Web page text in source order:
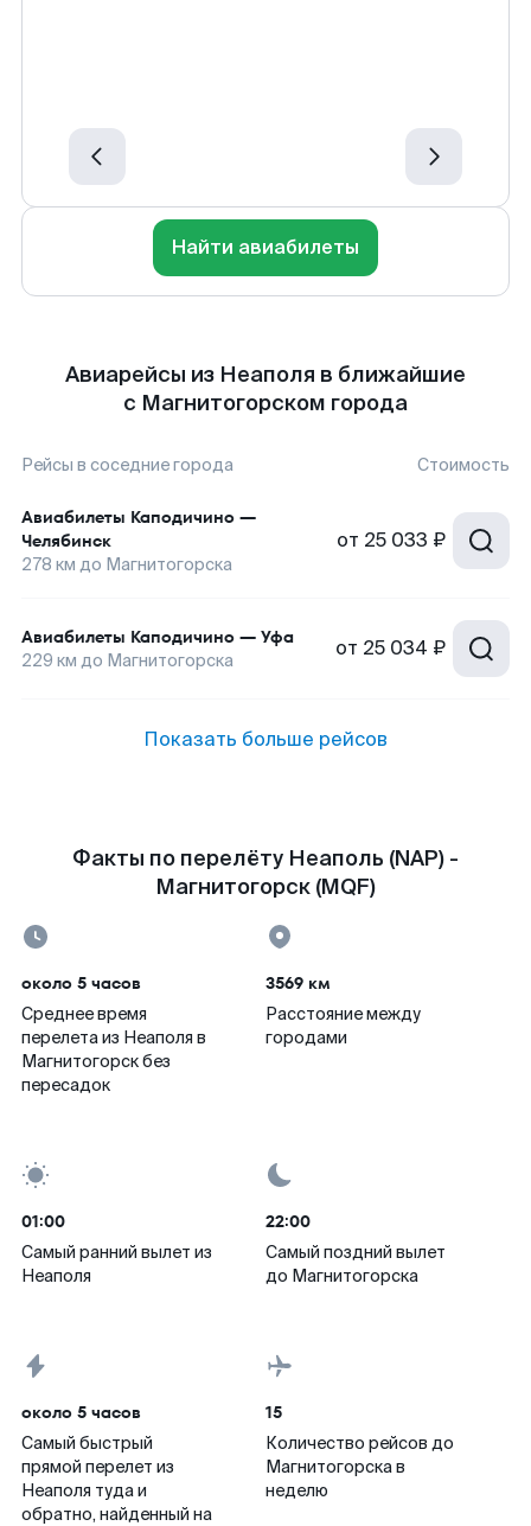
Найти авиабилеты
Авиарейсы из Неаполя в ближайшие
с Магнитогорском города
Рейсы в соседние города Стоимость
Авиабилеты Каподичино —
Челябинск
278 км до Магнитогорска
от 25 033 ₽
Авиабилеты Каподичино — Уфа
229 км до Магнитогорска от 25 034 ₽
Показать больше рейсов
Факты по перелёту Неаполь (NAP) -
Магнитогорск (MQF)
около 5 часов
Среднее время
перелета из Неаполя в
Магнитогорск без
пересадок
3569 км
Расстояние между
городами
01:00
Самый ранний вылет из
Неаполя
22:00
Самый поздний вылет
до Магнитогорска
около 5 часов
Самый быстрый
прямой перелет из
Неаполя туда и
обратно, найденный на
15
Количество рейсов до
Магнитогорска в
неделю